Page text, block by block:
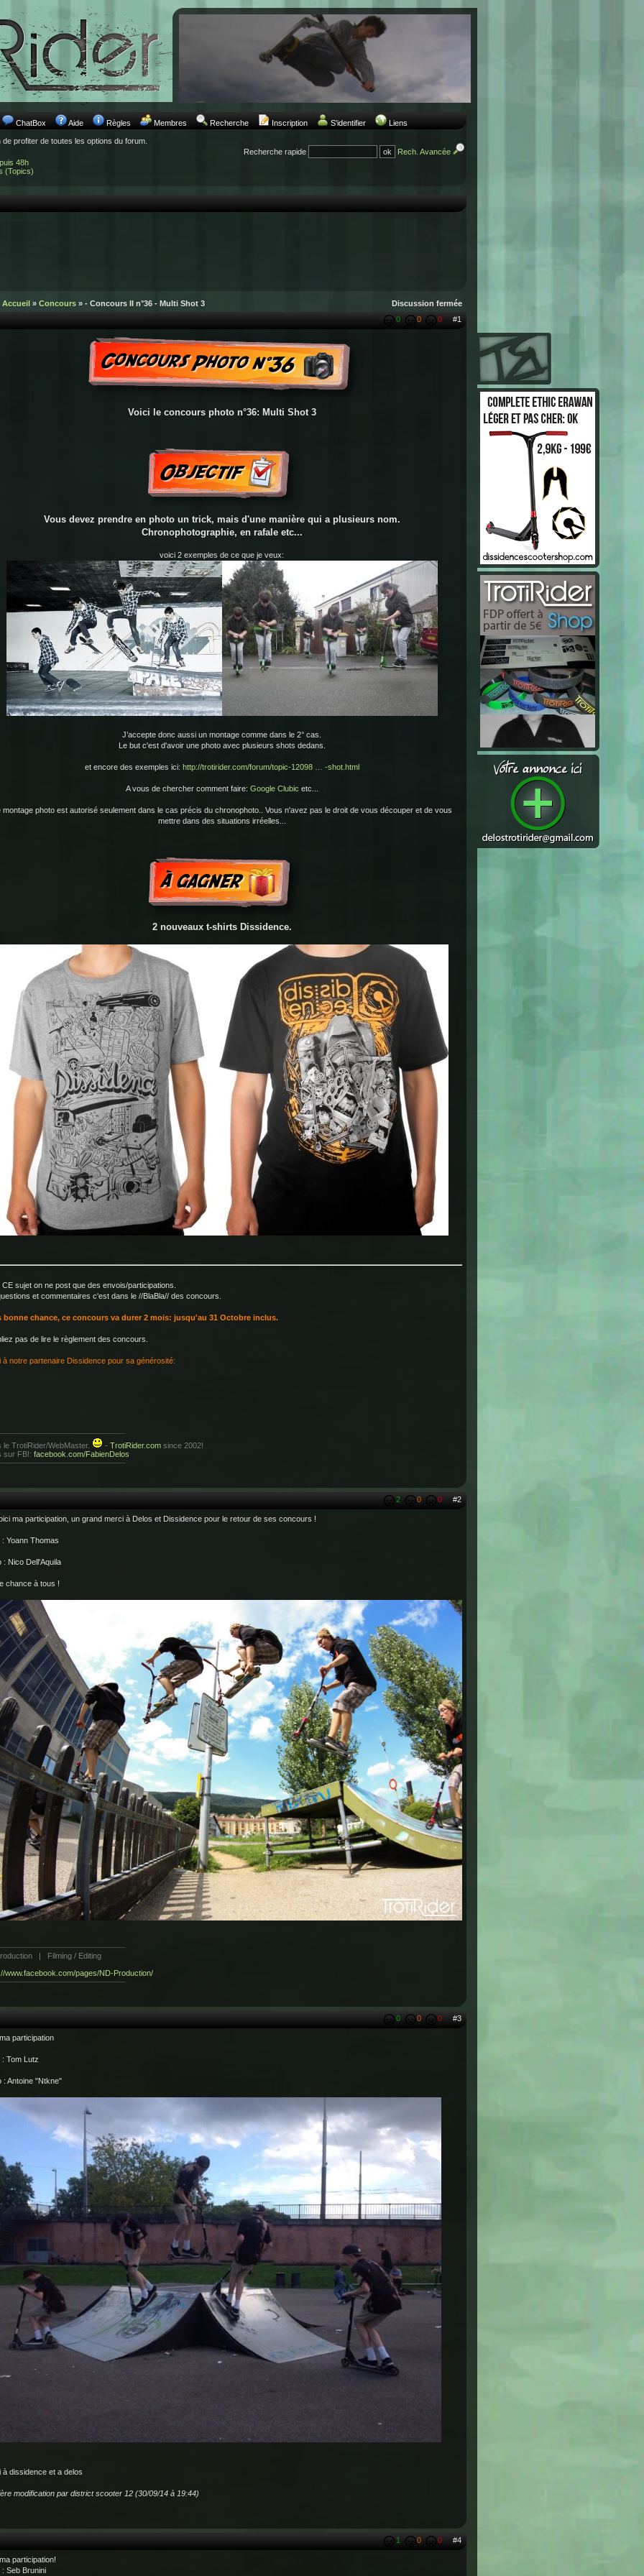
ChatBox Aide Règles Membres Recherche Inscription S'identifier Liens
profiter de toutes les options du forum.
Recherche rapide
Rech. Avancée
48h
(Topics)
Discussion fermée
Accueil » Concours » - Concours II n°36 - Multi Shot 3
0
0 0 #1
Voici le concours photo n°36: Multi Shot 3
Vous devez prendre en photo un trick, mais d'une manière qui a plusieurs nom.
Chronophotographie, en rafale etc...
voici 2 exemples de ce que je veux:
J’accepte donc aussi un montage comme dans le 2° cas.
Le but c'est d'avoir une photo avec plusieurs shots dedans.
et encore des exemples ici: http://trotirider.com/forum/topic-12098 … -shot.html
A vous de chercher comment faire: Google Clubic etc...
montage photo est autorisé seulement dans le cas précis du chronophoto.. Vous n'avez pas le droit de vous découper et de vous
mettre dans des situations irréelles...
2 nouveaux t-shirts Dissidence.
CE sujet on ne post que des envois/participations.
et commentaires c'est dans le //BlaBla// des concours.
bonne chance, ce concours va durer 2 mois: jusqu'au 31 Octobre inclus.
pas de lire le règlement des concours.
à notre partenaire Dissidence pour sa générosité:
le TrotiRider/WebMaster. - TrotiRider.com since 2002!
sur FB!: facebook.com/FabienDelos
2 0 0 #2
ma participation, un grand merci à Delos et Dissidence pour le retour de ses concours !
: Yoann Thomas
: Nico Dell'Aquila
chance à tous !
| Filming / Editing
www.facebook.com/pages/ND-Production/
0 0 0 #3
participation
: Tom Lutz
: Antoine "Ntkne"
à dissidence et a delos
modification par district scooter 12 (30/09/14 à 19:44)
1 0 0 #4
participation!
: Seb Brunini